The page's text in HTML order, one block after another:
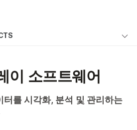
어
이 소프트웨어
터를 시각화, 분석 및 관리하는
콘텐츠를 확인하실 수
생식 보건 연구
연구